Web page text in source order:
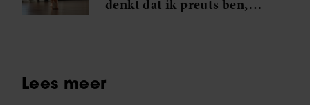
partners kunnen deze gegevens combineren met andere
gebruiken.
denkt dat ik preuts ben,